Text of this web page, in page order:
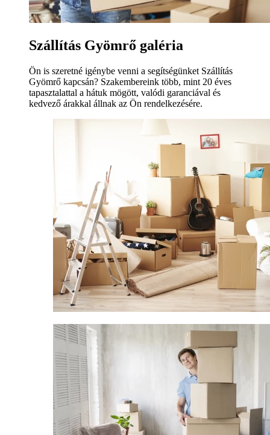
Szállítás Gyömrő galéria
Ön is szeretné igénybe venni a segítségünket Szállítás
Gyömrő kapcsán? Szakembereink több, mint 20 éves
tapasztalattal a hátuk mögött, valódi garanciával és
kedvező árakkal állnak az Ön rendelkezésére.